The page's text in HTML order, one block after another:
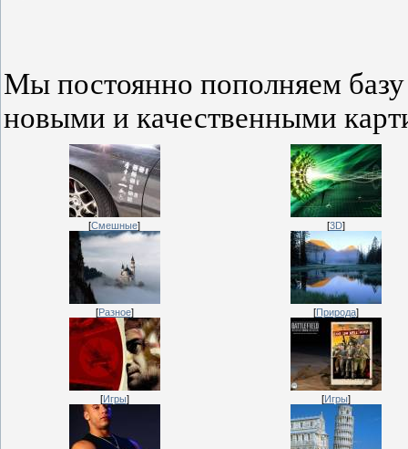
Мы постоянно пополняем
новыми и качественными
[Смешные] [3D]
[Разное] [Природа]
[Игры] [Игры]